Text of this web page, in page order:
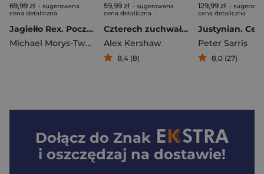
69,99 zł - sugerowana
cena detaliczna
Jagiełło Rex. Początek dynastii - książka z autografem
Michael Morys-Twarowski
59,99 zł - sugerowana
cena detaliczna
Czterech zuchwałych. Od piasków Afryki do serca III Rzeszy
Alex Kershaw
8,4 (8)
129,99 zł -
cena detaliczna
Peter Sarris
8,0 (27)
Dołącz do Znak
i oszczędzaj na dostawie!